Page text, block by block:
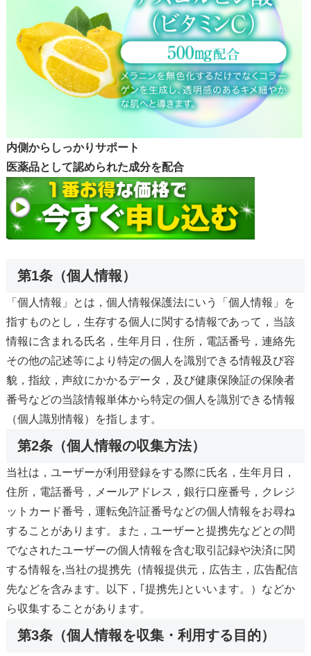
内側からしっかりサポート
医薬品として認められた成分を配合
第1条（個人情報）
「個人情報」とは，個人情報保護法にいう「個人情報」を
指すものとし，生存する個人に関する情報であって，当該
情報に含まれる氏名，生年月日，住所，電話番号，連絡先
その他の記述等により特定の個人を識別できる情報及び容
貌，指紋，声紋にかかるデータ，及び健康保険証の保険者
番号などの当該情報単体から特定の個人を識別できる情報
（個人識別情報）を指します。
第2条（個人情報の収集方法）
当社は，ユーザーが利用登録をする際に氏名，生年月日，
住所，電話番号，メールアドレス，銀行口座番号，クレジ
ットカード番号，運転免許証番号などの個人情報をお尋ね
することがあります。また，ユーザーと提携先などとの間
でなされたユーザーの個人情報を含む取引記録や決済に関
する情報を,当社の提携先（情報提供元，広告主，広告配信
先などを含みます。以下，｢提携先｣といいます。）などか
ら収集することがあります。
第3条（個人情報を収集・利用する目的）